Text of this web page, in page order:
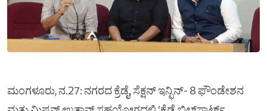
ಮಂಗಳೂರು, ನ.27: ನಗರದ ಕ್ರೆಡೈ, ಸೆಕ್ಷನ್ ಇನ್ಫಿನ್- 8 ಫೌಂಡೇಶನ